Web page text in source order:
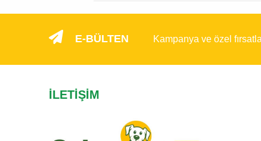
E-BÜLTEN Kampanya ve özel
İLETIŞIM